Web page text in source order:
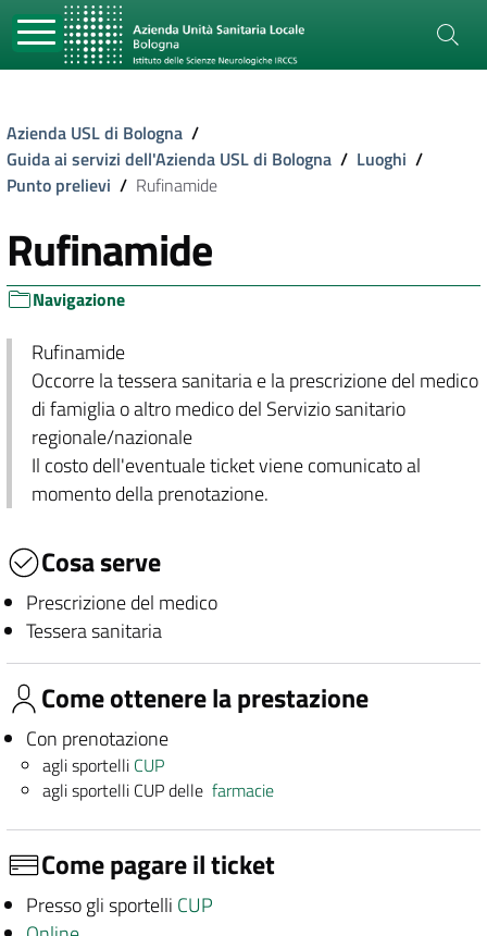
Azienda USL di Bologna /
Guida ai servizi dell'Azienda USL di Bologna / Luoghi /
Punto prelievi / Rufinamide
Rufinamide
Navigazione
Rufinamide
Occorre la tessera sanitaria e la prescrizione del medico
di famiglia o altro medico del Servizio sanitario
regionale/nazionale
Il costo dell'eventuale ticket viene comunicato al
momento della prenotazione.
Cosa serve
Prescrizione del medico
Tessera sanitaria
Come ottenere la prestazione
Con prenotazione
agli sportelli CUP
agli sportelli CUP dellefarmacie
Come pagare il ticket
Presso gli sportelli CUP